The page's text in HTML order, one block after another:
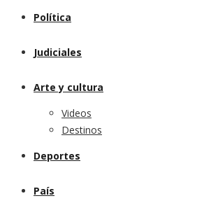
Política
Judiciales
Arte y cultura
Videos
Destinos
Deportes
País